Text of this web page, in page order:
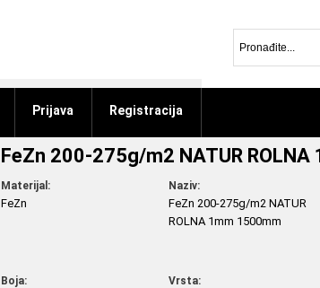
Prijava Registracija
FeZn 200-275g/m2 NATUR
Materijal:
FeZn
Naziv:
FeZn 200-275g/m2 NATUR
ROLNA 1mm 1500mm
Boja: Vrsta: